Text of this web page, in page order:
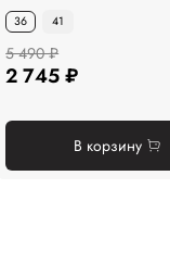
36 41
5 490 ₽
2 745 ₽
В корзину